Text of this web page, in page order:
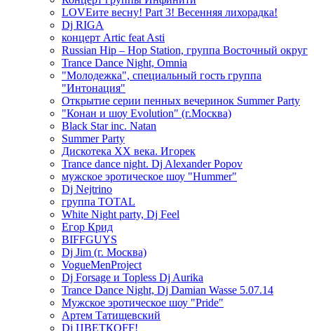
LOVEите весну! Part 3! Весенняя лихорадка!
Dj RIGA
концерт Artic feat Asti
Russian Hip – Hop Station, группа Восточный округ
Trance Dance Night, Omnia
"Молодежка", специальный гость группа
"Интонация"
Открытие серии пенных вечеринок Summer Party
"Конан и шоу Evolution" (г.Москва)
Black Star inc. Natan
Summer Party
Дискотека ХХ века. Игорек
Trance dance night. Dj Alexander Popov
мужское эротическое шоу "Hummer"
Dj Nejtrino
группа TOTAL
White Night party, Dj Feel
Егор Крид
BIFFGUYS
Dj Jim (г. Москва)
VogueMenProject
Dj Forsage и Topless Dj Aurika
Trance Dance Night, Dj Damian Wasse 5.07.14
Мужское эротическое шоу "Pride"
Артем Татищевский
Dj ЦВЕТКOFF!